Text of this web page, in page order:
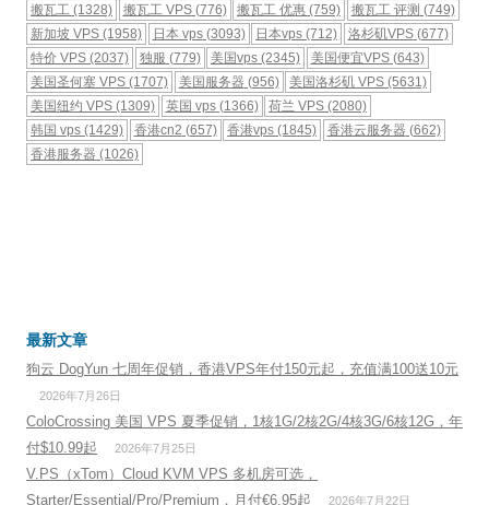
搬瓦工 (1328) 搬瓦工 VPS(776) 搬瓦工 优惠 (759) 搬瓦工 评测 (749)
新加坡 VPS (1958) 日本 vps(3093) 日本vps (712) 洛杉矶VPS(677)
特价 VPS (2037) 独服 (779) 美国vps (2345) 美国便宜VPS(643)
美国圣何塞 VPS (1707) 美国服务器 (956) 美国洛杉矶 VPS (5631)
美国纽约 VPS (1309) 英国 vps(1366) 荷兰 VPS (2080)
韩国 vps (1429) 香港cn2 (657) 香港vps (1845) 香港云服务器 (662)
香港服务器 (1026)
最新文章
狗云 DogYun 七周年促销，香港VPS年付150元起，充值满100送10元
2026年7月26日
ColoCrossing 美国 VPS 夏季促销，1核1G/2核2G/4核3G/6核12G，年
付$10.99起
2026年7月25日
V.PS（xTom）Cloud KVM VPS 多机房可选，
Starter/Essential/Pro/Premium，月付€6.95起
2026年7月22日